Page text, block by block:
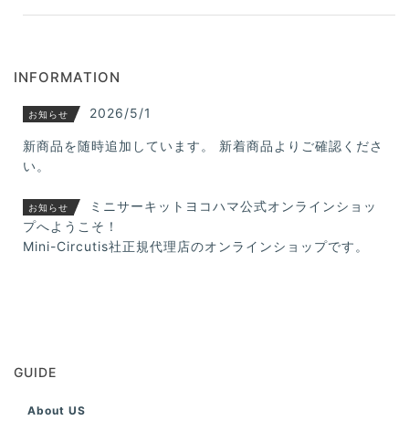
INFORMATION
お知らせ 2026/5/1
新商品を随時追加しています。 新着商品よりご確認くださ
い。
お知らせ
ミニサーキットヨコハマ公式オンラインショッ
プへようこそ！
Mini-Circutis社正規代理店のオンラインショップです。
GUIDE
About US